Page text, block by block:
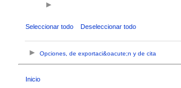
Seleccionar todo Deseleccionar todo
Opciones, de exportaci&oacute;n y de cita
Inicio